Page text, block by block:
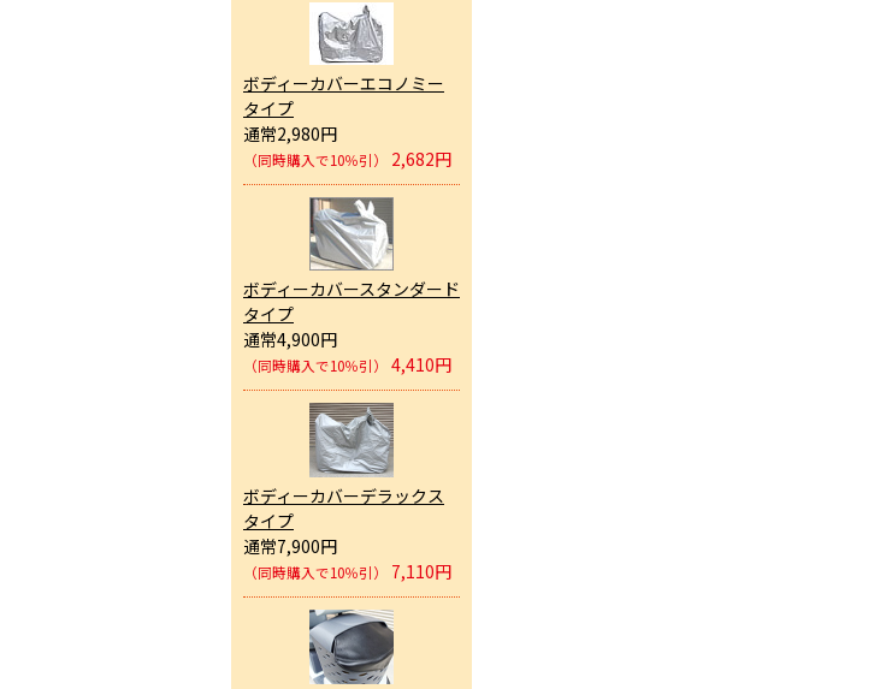
ボディーカバーエコノミー
タイプ
通常2,980円
（同時購入で10％引） 2,682円
ボディーカバースタンダード
タイプ
通常4,900円
（同時購入で10％引） 4,410円
ボディーカバーデラックス
タイプ
通常7,900円
（同時購入で10％引） 7,110円